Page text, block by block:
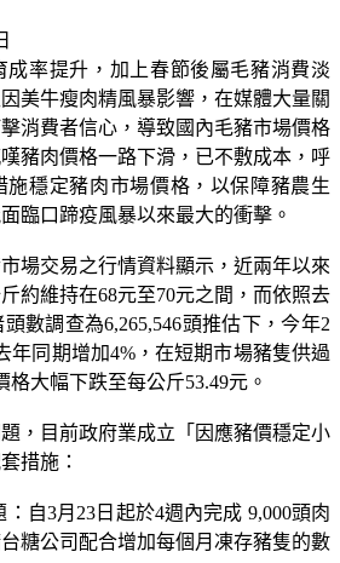
成率提升，加上春節後屬毛豬消費淡
美牛瘦肉精風暴影響，在媒體大量關
消費者信心，導致國內毛豬市場價格
豬肉價格一路下滑，已不敷成本，呼
施穩定豬肉市場價格，以保障豬農生
臨口蹄疫風暴以來最大的衝擊。
場交易之行情資料顯示，近兩年以來
約維持在68元至70元之間，而依照去
數調查為6,265,546頭推估下，今年2
年同期增加4%，在短期市場豬隻供過
大幅下跌至每公斤53.49元。
，目前政府業成立「因應豬價穩定小
措施：
自3月23日起於4週內完成 9,000頭肉
糖公司配合增加每個月凍存豬隻的數